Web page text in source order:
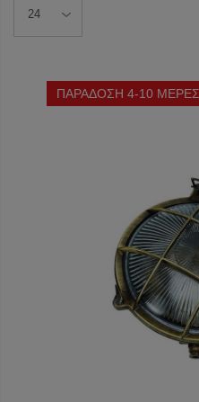
ΠΑΡΑΔΟΣΗ 4-10 ΜΕΡΕΣ